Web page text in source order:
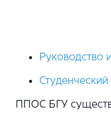
Руководство
ППОС БГУ